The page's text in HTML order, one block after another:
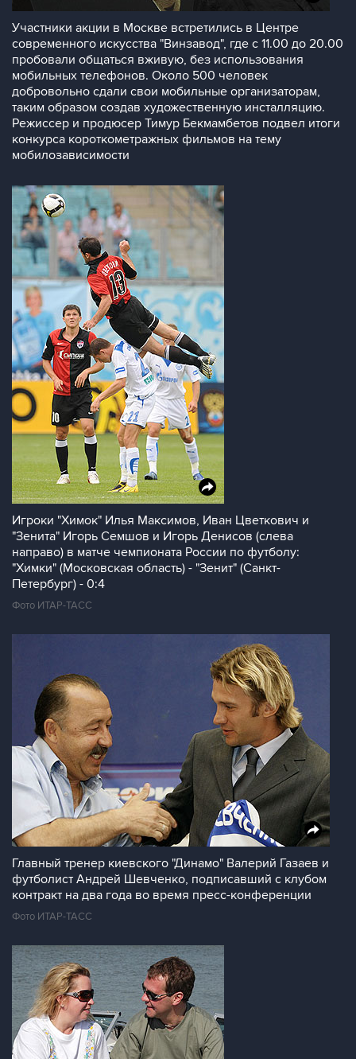
Участники акции в Москве встретились в Центре
современного искусства "Винзавод", где с 11.00 до 20.00
пробовали общаться вживую, без использования
мобильных телефонов. Около 500 человек
добровольно сдали свои мобильные организаторам,
таким образом создав художественную инсталляцию.
Режиссер и продюсер Тимур Бекмамбетов подвел итоги
конкурса короткометражных фильмов на тему
мобилозависимости
Игроки "Химок" Илья Максимов, Иван Цветкович и
"Зенита" Игорь Семшов и Игорь Денисов (слева
направо) в матче чемпионата России по футболу:
"Химки" (Московская область) - "Зенит" (Санкт-
Петербург) - 0:4
Фото ИТАР-ТАСС
Главный тренер киевского "Динамо" Валерий Газаев и
футболист Андрей Шевченко, подписавший с клубом
контракт на два года во время пресс-конференции
Фото ИТАР-ТАСС